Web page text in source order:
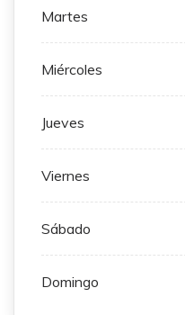
Martes
Miércoles
Jueves
Viernes
Sábado
Domingo